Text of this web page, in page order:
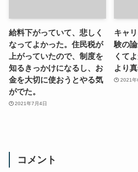
給料下がっていて、悲しく
なってよかった。住民税が
上がっていたので、制度を
知るきっかけになるし、お
金を大切に使おうとやる気
がでた。
2021年7月4日
キャ
験の
くて
より
2021年
コメント